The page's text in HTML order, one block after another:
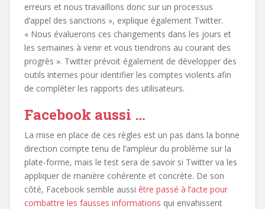
erreurs et nous travaillons donc sur un processus
d’appel des sanctions », explique également Twitter.
« Nous évaluerons ces changements dans les jours et
les semaines à venir et vous tiendrons au courant des
progrès ». Twitter prévoit également de développer des
outils internes pour identifier les comptes violents afin
de compléter les rapports des utilisateurs.
Facebook aussi …
La mise en place de ces règles est un pas dans la bonne
direction compte tenu de l’ampleur du problème sur la
plate-forme, mais le test sera de savoir si Twitter va les
appliquer de manière cohérente et concrète. De son
côté, Facebook semble aussi être passé à l’acte pour
combattre les fausses informations qui envahissent